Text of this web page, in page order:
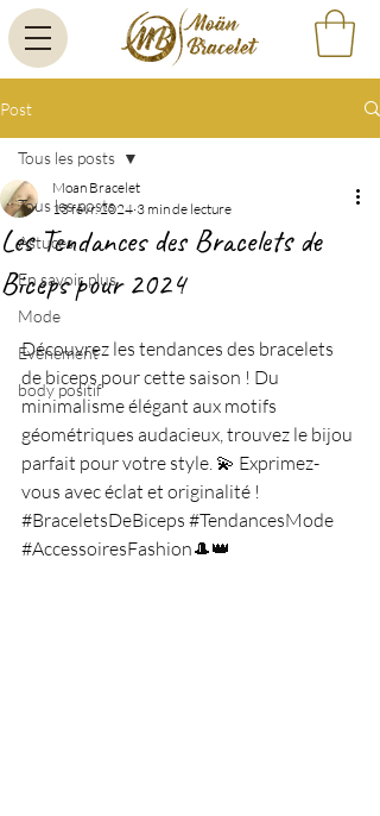
Post
Tous les posts
Astuces
En savoir plus
Mode
Evènement
body positif
Tous les posts
Les Tendances des Bracelets de
Biceps pour 2024
Moan Bracelet
13 févr. 2024 3 min de lecture
Découvrez les tendances des bracelets
de biceps pour cette saison ! Du
minimalisme élégant aux motifs
géométriques audacieux, trouvez le bijou
parfait pour votre style. 💫 Exprimez-
vous avec éclat et originalité !
#BraceletsDeBiceps #TendancesMode
#AccessoiresFashion🎩👑